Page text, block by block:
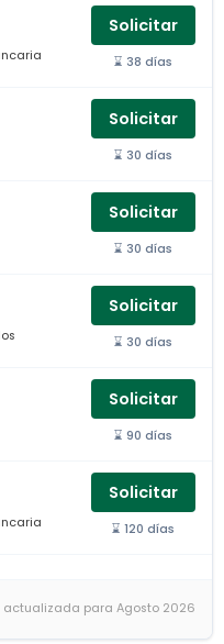
Solicitar
⌛ 38 días
Solicitar
⌛ 30 días
Solicitar
⌛ 30 días
Solicitar
⌛ 30 días
Solicitar
⌛ 90 días
Solicitar
⌛ 120 días
actualizada para Agosto 2026